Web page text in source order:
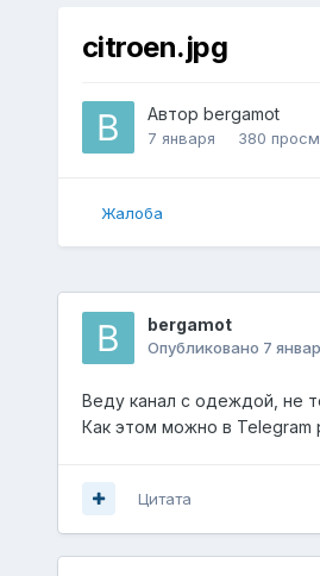
citroen.jpg
Автор bergamot
7 января 380
Жалоба
bergamot
Опубликовано 7
Веду канал с одеждой, не
Как этом можно в Telegram
Цитата